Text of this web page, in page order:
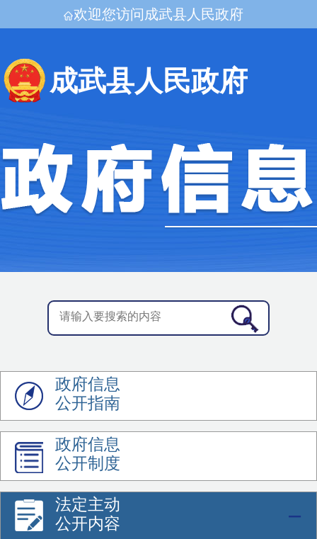
欢迎您访问成武县人民政府
成武县人民政府
政府信息
公开指南
政府信息
公开制度
法定主动
公开内容